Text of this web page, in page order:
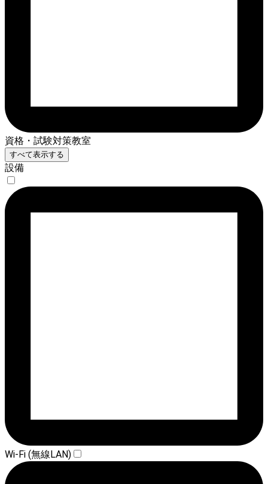
資格・試験対策教室
すべて表示する
設備
Wi-Fi (無線LAN)